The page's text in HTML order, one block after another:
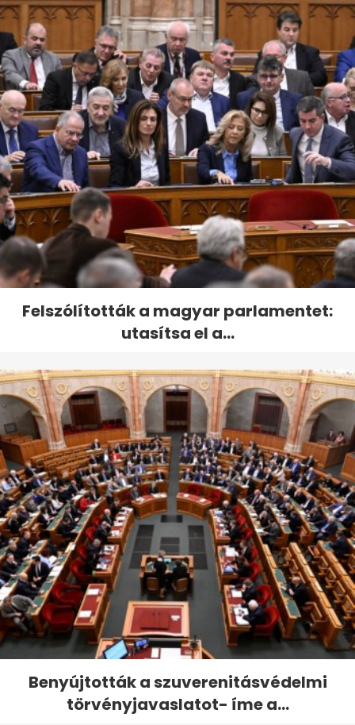
Felszólították a magyar parlamentet:
utasítsa el a...
Benyújtották a szuverenitásvédelmi
törvényjavaslatot- íme a...